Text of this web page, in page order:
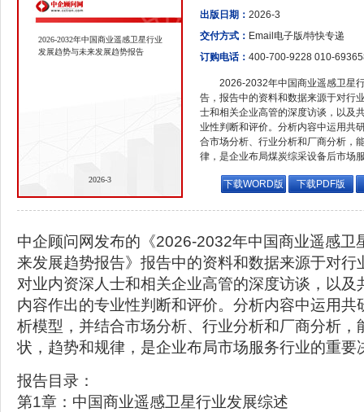
2026-2032年中国商业遥感卫星行业
发展趋势与未来发展趋势报告
2026-3
出版日期： 2026-3
交付方式： Email电子版/特快专递
订购电话： 400-700-9228 010-
2026-2032年中国商业遥感卫星
告，报告中的资料和数据来源于对行
士和相关企业高管的深度访谈，以及
业性判断和评价。分析内容中运用共
合市场分析、行业分析和厂商分析，
律，是企业布局煤炭综采设备后市场
下载WORD版 下载PDF版
中企顾问网发布的《2026-2032年中国商业遥感卫
来发展趋势报告》报告中的资料和数据来源于对行
对业内资深人士和相关企业高管的深度访谈，以及
内容作出的专业性判断和评价。分析内容中运用共
析模型，并结合市场分析、行业分析和厂商分析，
状，趋势和规律，是企业布局市场服务行业的重要
报告目录：
第1章：中国商业遥感卫星行业发展综述